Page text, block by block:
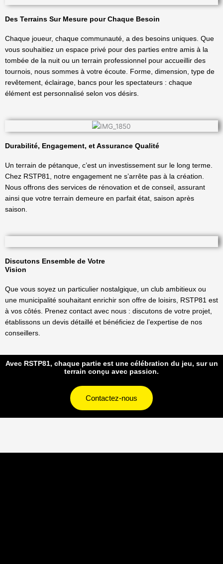
Des Terrains Sur Mesure pour Chaque Besoin
Chaque joueur, chaque communauté, a des besoins uniques. Que
vous souhaitiez un espace privé pour des parties entre amis à la
tombée de la nuit ou un terrain professionnel pour accueillir des
tournois, nous sommes à votre écoute. Forme, dimension, type de
revêtement, éclairage, bancs pour les spectateurs : chaque
élément est personnalisé selon vos désirs.
Durabilité, Engagement, et Assurance Qualité
Un terrain de pétanque, c’est un investissement sur le long terme.
Chez RSTP81, notre engagement ne s’arrête pas à la création.
Nous offrons des services de rénovation et de conseil, assurant
ainsi que votre terrain demeure en parfait état, saison après
saison.
Discutons Ensemble de Votre
Vision
Que vous soyez un particulier nostalgique, un club ambitieux ou
une municipalité souhaitant enrichir son offre de loisirs, RSTP81 est
à vos côtés. Prenez contact avec nous : discutons de votre projet,
établissons un devis détaillé et bénéficiez de l’expertise de nos
conseillers.
Avec RSTP81, chaque partie est une célébration du jeu, sur un
terrain conçu avec passion.
Contactez-nous